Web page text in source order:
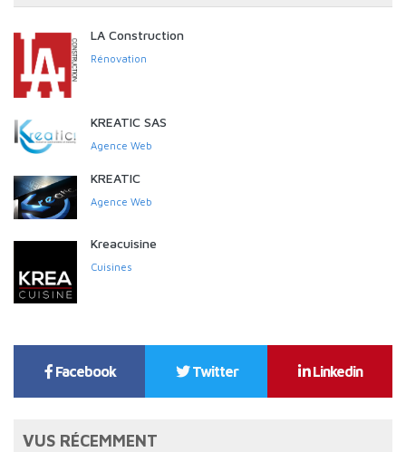
LA Construction
Rénovation
KREATIC SAS
Agence Web
KREATIC
Agence Web
Kreacuisine
Cuisines
Facebook Twitter Linkedin
VUS RÉCEMMENT